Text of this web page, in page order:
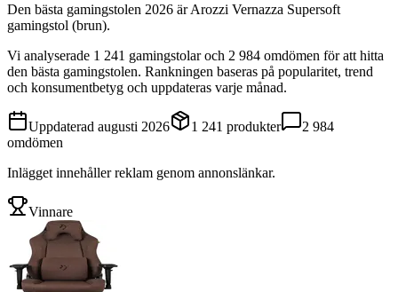
Den bästa gamingstolen 2026 ärArozzi Vernazza Supersoft
gamingstol (brun).
Vi analyserade 1 241 gamingstolaroch 2 984 omdömen för att hitta
den bästa gamingstolen. Rankningen baseras på popularitet, trend
och konsumentbetyg och uppdateras varje månad.
Uppdaterad augusti 2026 1 241 produkter
2 984
omdömen
Inlägget innehåller reklam genom annonslänkar.
Vinnare